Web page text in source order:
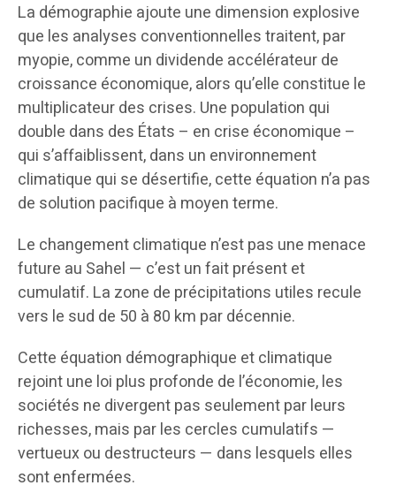
La démographie ajoute une dimension explosive
que les analyses conventionnelles traitent, par
myopie, comme un dividende accélérateur de
croissance économique, alors qu’elle constitue le
multiplicateur des crises. Une population qui
double dans des États – en crise économique –
qui s’affaiblissent, dans un environnement
climatique qui se désertifie, cette équation n’a pas
de solution pacifique à moyen terme.
Le changement climatique n’est pas une menace
future au Sahel — c’est un fait présent et
cumulatif. La zone de précipitations utiles recule
vers le sud de 50 à 80 km par décennie.
Cette équation démographique et climatique
rejoint une loi plus profonde de l’économie, les
sociétés ne divergent pas seulement par leurs
richesses, mais par les cercles cumulatifs —
vertueux ou destructeurs — dans lesquels elles
sont enfermées.